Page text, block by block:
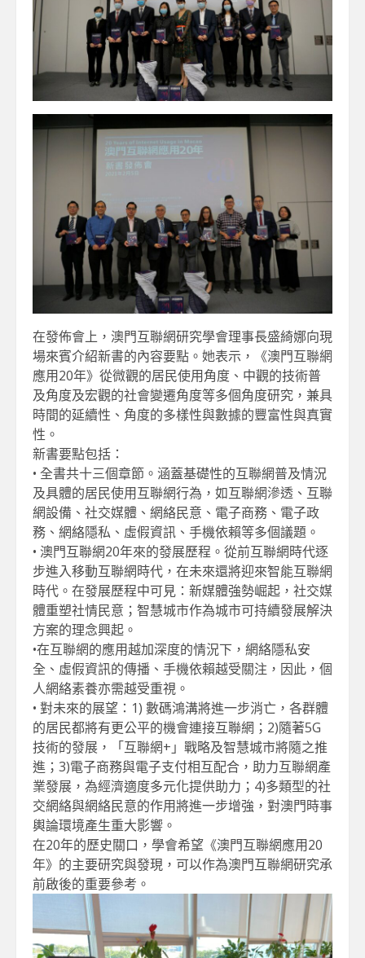
在發佈會上，澳門互聯網研究學會理事長盛綺娜向現
場來賓介紹新書的內容要點。她表示，《澳門互聯網
應用20年》從微觀的居民使用角度、中觀的技術普
及角度及宏觀的社會變遷角度等多個角度研究，兼具
時間的延續性、角度的多樣性與數據的豐富性與真實
性。
新書要點包括：
• 全書共十三個章節。涵蓋基礎性的互聯網普及情況
及具體的居民使用互聯網行為，如互聯網滲透、互聯
網設備、社交媒體、網絡民意、電子商務、電子政
務、網絡隱私、虛假資訊、手機依賴等多個議題。
• 澳門互聯網20年來的發展歷程。從前互聯網時代逐
步進入移動互聯網時代，在未來還將迎來智能互聯網
時代。在發展歷程中可見：新媒體強勢崛起，社交媒
體重塑社情民意；智慧城市作為城市可持續發展解決
方案的理念興起。
•在互聯網的應用越加深度的情況下，網絡隱私安
全、虛假資訊的傳播、手機依賴越受關注，因此，個
人網絡素養亦需越受重視。
• 對未來的展望：1) 數碼鴻溝將進一步消亡，各群體
的居民都將有更公平的機會連接互聯網；2)隨著5G
技術的發展，「互聯網+」戰略及智慧城市將隨之推
進；3)電子商務與電子支付相互配合，助力互聯網產
業發展，為經濟適度多元化提供助力；4)多類型的社
交網絡與網絡民意的作用將進一步增強，對澳門時事
輿論環境產生重大影響。
在20年的歷史關口，學會希望《澳門互聯網應用20
年》的主要研究與發現，可以作為澳門互聯網研究承
前啟後的重要參考。